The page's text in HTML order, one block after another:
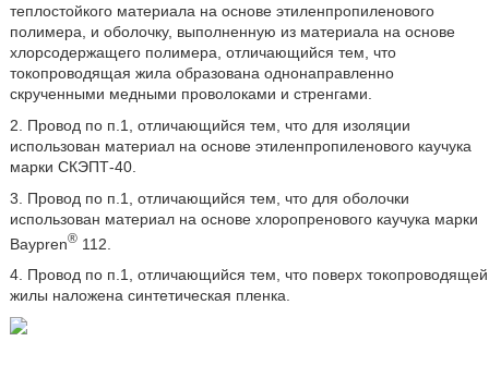
теплостойкого материала на основе этиленпропиленового
полимера, и оболочку, выполненную из материала на основе
хлорсодержащего полимера, отличающийся тем, что
токопроводящая жила образована однонаправленно
скрученными медными проволоками и стренгами.
2. Провод по п.1, отличающийся тем, что для изоляции
использован материал на основе этиленпропиленового каучука
марки СКЭПТ-40.
3. Провод по п.1, отличающийся тем, что для оболочки
использован материал на основе хлоропренового каучука марки
Baypren®112.
4. Провод по п.1, отличающийся тем, что поверх токопроводящей
жилы наложена синтетическая пленка.